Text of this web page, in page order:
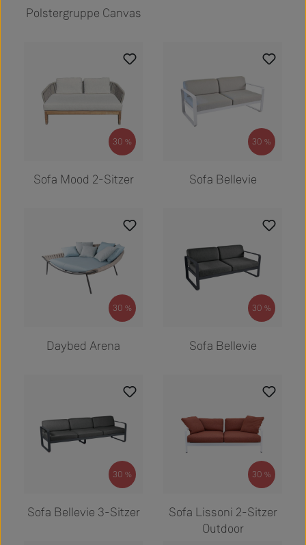
Polstergruppe Canvas
30 %
Regulärer Preis:
4.500,00 €
Sofa Mood 2-Sitzer
30 %
Regulärer Preis:
2.639,00 €
Sofa Bellevie
30 %
Regulärer Preis:
12.875,00 €
Daybed Arena
30 %
Regulärer Preis:
2.639,00 €
Sofa Bellevie
30 %
Regulärer Preis:
3.699,00 €
Sofa Bellevie 3-Sitzer
30 %
Regulärer Preis:
8.656,00 €
Sofa Lissoni 2-Sitzer
Outdoor